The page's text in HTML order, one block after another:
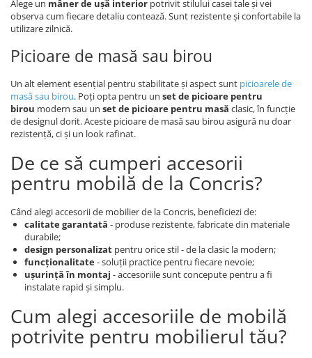
Alege un mâner de ușă interior potrivit stilului casei tale și vei
observa cum fiecare detaliu contează. Sunt rezistente și confortabile la
utilizare zilnică.
Picioare de masă sau birou
Un alt element esențial pentru stabilitate și aspect sunt picioarele de
masă sau birou. Poți opta pentru un set de picioare pentru
birou modern sau un set de picioare pentru masă clasic, în funcție
de designul dorit. Aceste picioare de masă sau birou asigură nu doar
rezistență, ci și un look rafinat.
De ce să cumperi accesorii
pentru mobilă de la Concris?
Când alegi accesorii de mobilier de la Concris, beneficiezi de:
calitate garantată - produse rezistente, fabricate din materiale
durabile;
design personalizat pentru orice stil - de la clasic la modern;
funcționalitate- soluții practice pentru fiecare nevoie;
ușurință în montaj - accesoriile sunt concepute pentru a fi
instalate rapid și simplu.
Cum alegi accesoriile de mobilă
potrivite pentru mobilierul tău?